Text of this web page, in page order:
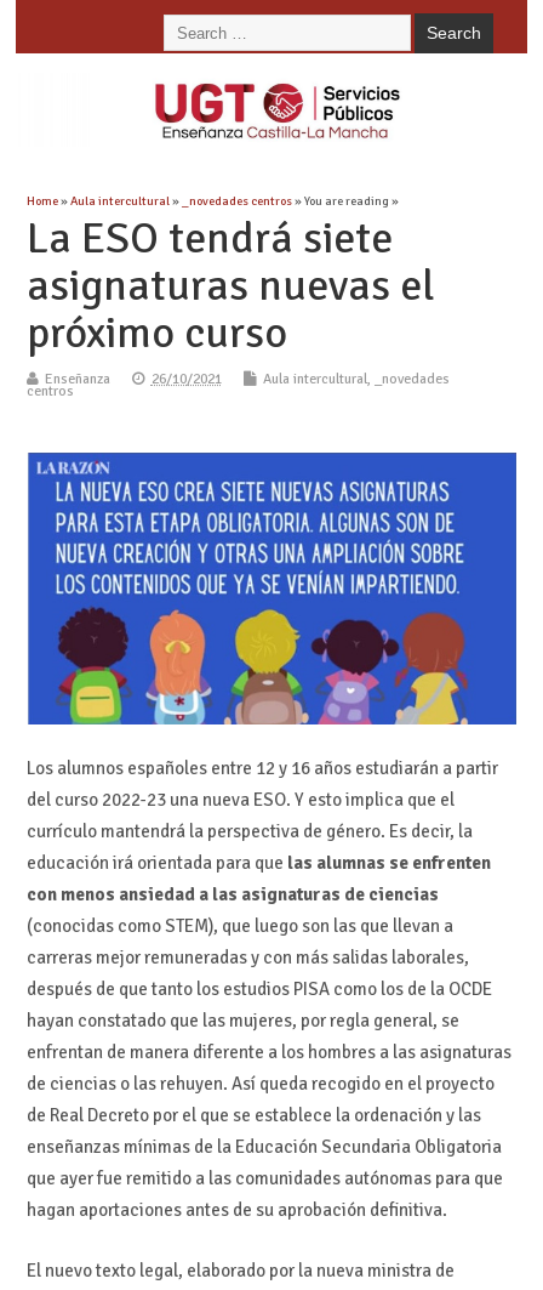
Home»Aula intercultural» _novedades centros» You are reading »
La ESO tendrá siete
asignaturas nuevas el
próximo curso
Enseñanza 26/10/2021 Aula intercultural, _novedades
centros
Los alumnos españoles entre 12 y 16 años estudiarán a partir
del curso 2022-23 una nueva ESO. Y esto implica que el
currículo mantendrá la perspectiva de género. Es decir, la
educación irá orientada para que las alumnas se enfrenten
con menos ansiedad a las asignaturas de ciencias
(conocidas como STEM), que luego son las que llevan a
carreras mejor remuneradas y con más salidas laborales,
después de que tanto los estudios PISA como los de la OCDE
hayan constatado que las mujeres, por regla general, se
enfrentan de manera diferente a los hombres a las asignaturas
de ciencias o las rehuyen. Así queda recogido en el proyecto
de Real Decreto por el que se establece la ordenación y las
enseñanzas mínimas de la Educación Secundaria Obligatoria
que ayer fue remitido a las comunidades autónomas para que
hagan aportaciones antes de su aprobación definitiva.
El nuevo texto legal, elaborado por la nueva ministra de